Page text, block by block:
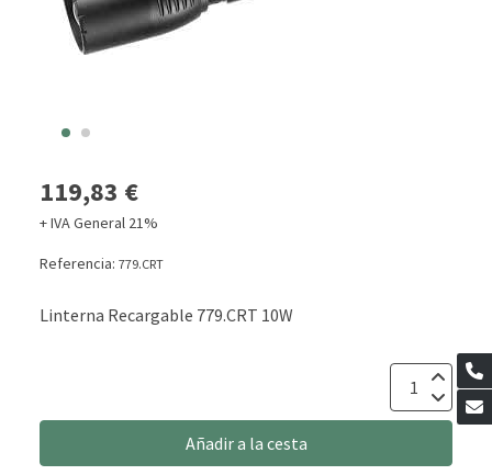
119,83 €
+ IVA General 21%
Referencia: 779.CRT
Linterna Recargable 779.CRT 10W
Añadir a la cesta